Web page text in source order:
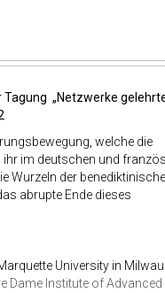
Tagung „Netzwerke
welche die
ihr im deutschen und
Wurzeln der
abrupte Ende dieses
University in
Dame Institute of Advanced